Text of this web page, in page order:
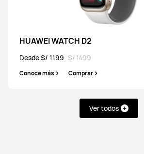
HUAWEI WATCH D2
Desde S/ 1199 S/ 1499
Conoce más Comprar
Ver todos
Desde S/
Conoce más
Desde S/ 999